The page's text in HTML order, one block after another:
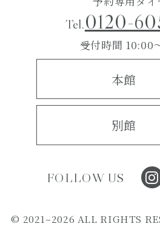
Tel.0120-
受付時間 10:00
本館
別館
FOLLOW US
© 2021–2026 ALL RIGHTS